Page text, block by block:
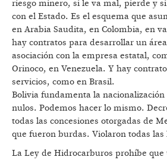
riesgo minero, si le va mal, pierde y
con el Estado. Es el esquema que
en Arabia Saudita, en Colombia, en
hay contratos para desarrollar un
asociación con la empresa estatal,
Orinoco, en Venezuela. Y hay
servicios, como en Brasil.
Bolivia fundamenta la
nulos. Podemos hacer lo mismo.
todas las concesiones otorgadas de
que fueron burdas. Violaron todas las
La Ley de Hidrocarburos prohíbe